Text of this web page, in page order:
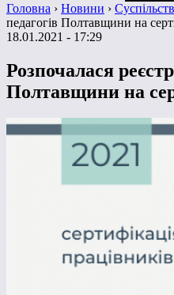
Головна › Новини ›
педагогів Полтавщини на
18.01.2021 - 17:29
Розпочалася
Полтавщини на